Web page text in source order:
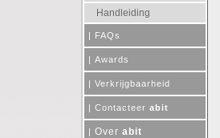
Handleiding
| FAQs
| Awards
| Verkrijgbaarheid
| Contacteer abit
| Over abit